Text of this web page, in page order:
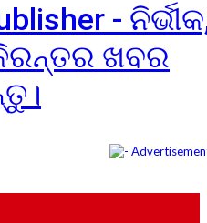
-
ଖବର